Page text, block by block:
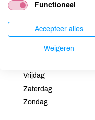
Openingstijden
Maandag
Dinsdag
Woensdag
Vrijdag
Zaterdag
Zondag
Functioneel
Accepteer alles
Weigeren